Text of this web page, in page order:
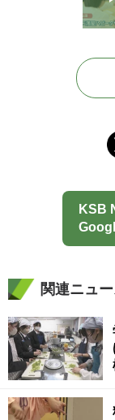
KSB
関連ニュ